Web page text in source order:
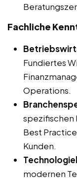
Fachliche
Fundiertes
Operations.
spezifischen
Best
Kunden.
modernen